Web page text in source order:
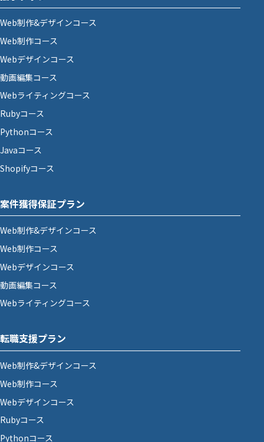
Web制作&デザインコース
Web制作コース
Webデザインコース
動画編集コース
Webライティングコース
Rubyコース
Pythonコース
Javaコース
Shopifyコース
案件獲得保証プラン
Web制作&デザインコース
Web制作コース
Webデザインコース
動画編集コース
Webライティングコース
転職支援プラン
Web制作&デザインコース
Web制作コース
Webデザインコース
Rubyコース
Pythonコース